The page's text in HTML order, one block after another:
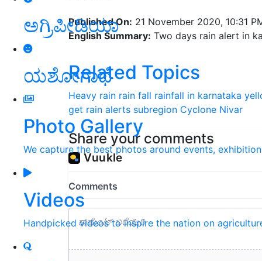
ಅಗ್ರಿಪೀಡಿಯಾ
ಯಶೋಗಾಥೆ
Photo Gallery
We capture the best photos around events,
Videos
Handpicked videos to inspire the nation on
Published On: 21 November 2020, 10:31
English Summary: Two days rain alert in
Related Topics
Heavy rain rain fall rainfall in karnataka
get rain alerts subregion Cyclone Nivar
Share your comments